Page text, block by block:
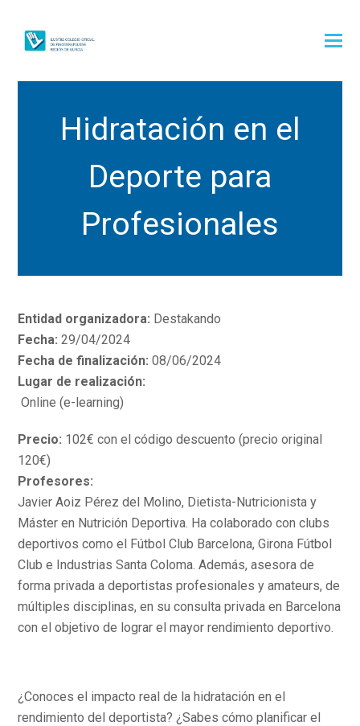
Hidratación en el
Deporte para
Profesionales
Entidad organizadora: Destakando
Fecha: 29/04/2024
Fecha de finalización: 08/06/2024
Lugar de realización:
Online (e-learning)
Precio: 102€ con el código descuento (precio original
120€)
Profesores:
Javier Aoiz Pérez del Molino, Dietista-Nutricionista y
Máster en Nutrición Deportiva. Ha colaborado con clubs
deportivos como el Fútbol Club Barcelona, Girona Fútbol
Club e Industrias Santa Coloma. Además, asesora de
forma privada a deportistas profesionales y amateurs, de
múltiples disciplinas, en su consulta privada en Barcelona
con el objetivo de lograr el mayor rendimiento deportivo.
¿Conoces el impacto real de la hidratación en el
rendimiento del deportista? ¿Sabes cómo planificar el